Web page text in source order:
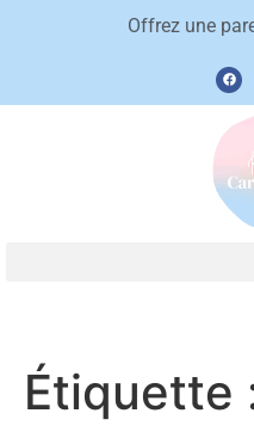
Offrez une
Étiquette